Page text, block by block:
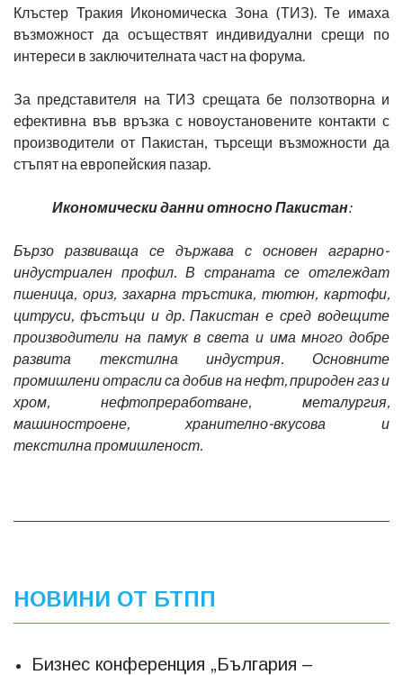
Клъстер Тракия Икономическа Зона (ТИЗ). Те имаха
възможност да осъществят индивидуални срещи по
интереси в заключителната част на форума.
За представителя на ТИЗ срещата бе ползотворна и
ефективна във връзка с новоустановените контакти с
производители от Пакистан, търсещи възможности да
стъпят на европейския пазар.
Икономически данни относно Пакистан:
Бързо развиваща се държава с основен аграрно-
индустриален профил. В страната се отглеждат
пшеница, ориз, захарна тръстика, тютюн, картофи,
цитруси, фъстъци и др. Пакистан е сред водещите
производители на памук в света и има много добре
развита текстилна индустрия. Основните
промишлени отрасли са добив на нефт, природен газ и
хром, нефтопреработване, металургия,
машиностроене, хранително-вкусова и
текстилна промишленост.
НОВИНИ ОТ БТПП
Бизнес конференция „България –